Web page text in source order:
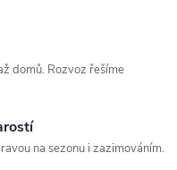
domů. Rozvoz řešíme
na sezonu i zazimováním.